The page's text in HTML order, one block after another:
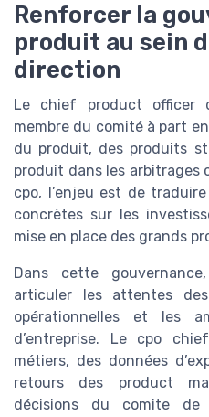
Renforcer la
produit au sein
direction
Le chief product officer
membre du comité à part
du produit, des produits
produit dans les arbitrages
cpo, l’enjeu est de
concrètes sur les
mise en place des grands
Dans cette
articuler les attentes
opérationnelles et les
d’entreprise. Le cpo
métiers, des données
retours des product
décisions du comite de